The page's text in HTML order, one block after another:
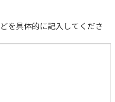
を具体的に記入してくださ